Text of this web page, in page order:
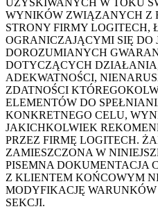
WYNIKÓW ZWIĄZANYCH Z
STRONY FIRMY LOGITECH,
OGRANICZAJĄCYMI SIĘ DO
DOROZUMIANYCH
DOTYCZĄCYCH
ADEKWATNOŚCI,
ZDATNOŚCI
ELEMENTÓW DO
KONKRETNEGO CELU,
JAKICHKOLWIEK
PRZEZ FIRMĘ LOGITECH.
ZAMIESZCZONA W
PISEMNA DOKUMENTACJA
Z KLIENTEM KOŃCOWYM
MODYFIKACJĘ
SEKCJI.